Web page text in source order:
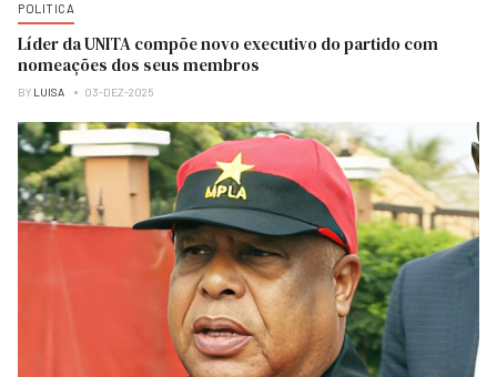
POLITICA
Líder da UNITA compõe novo executivo do partido com
nomeações dos seus membros
BY LUISA 03-DEZ-2025